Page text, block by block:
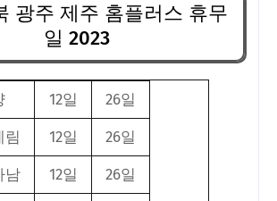
광주 제주 홈플러스 휴무
일 2023
12일
26일
림
12일
26일
남
12일
26일